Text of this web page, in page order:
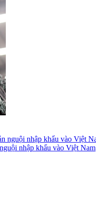
nhập khẩu vào Việt Nam